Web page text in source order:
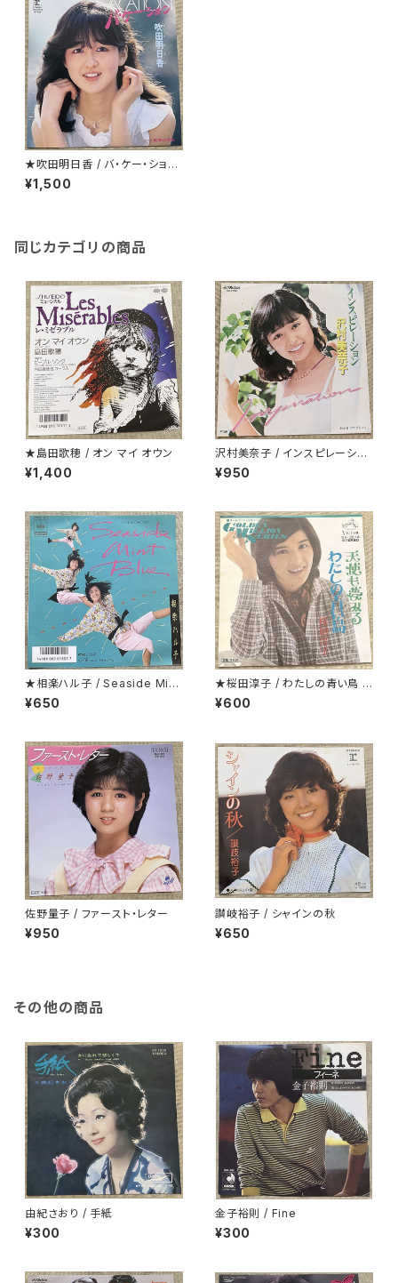
★吹田明日香 / バ・ケー・ショ・
ン アンケート葉書付
¥1,500
同じカテゴリの商品
★島田歌穂 / オン マイ オウン
¥1,400
沢村美奈子 / インスピレーショ
ン
¥950
★相楽ハル子 / Seaside Mint
Blue
¥650
★桜田淳子 / わたしの青い鳥 カ
ップリング盤
¥600
佐野量子 / ファースト・レター
¥950
讃岐裕子 / シャインの秋
¥650
その他の商品
由紀さおり / 手紙
¥300
金子裕則 / Fine
¥300